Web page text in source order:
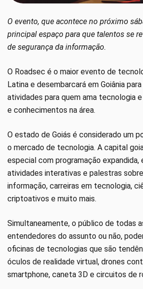
O evento, que acontece no próximo
principal espaço para que talentos se
de segurança da informação.
O Roadsec é o maior evento de
Latina e desembarcará em Goiânia
atividades para quem ama tecnologia
e conhecimentos na área.
O estado de Goiás é considerado um
o mercado de tecnologia. A capital
especial com programação expandida,
atividades interativas e palestras
informação, carreiras em tecnologia,
criptoativos e muito mais.
Simultaneamente, o público de todas
entendedores do assunto ou não,
oficinas de tecnologias que são
óculos de realidade virtual, drones
smartphone, caneta 3D e circuitos de